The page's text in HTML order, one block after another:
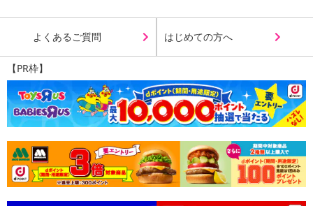
よくあるご質問 はじめての方へ
【PR枠】